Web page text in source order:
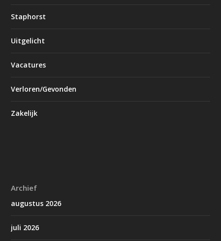
Staphorst
Uitgelicht
Vacatures
Verloren/Gevonden
Zakelijk
Archief
augustus 2026
juli 2026